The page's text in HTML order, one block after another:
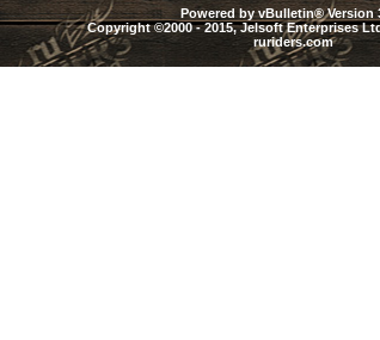
Powered by vBulletin® Version
Copyright ©2000 - 2015, Jelsoft Enterprises
ruriders.com